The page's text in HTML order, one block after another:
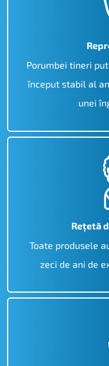
Porumbei tineri
început stabil al
unei
Rețetă
Toate produsele
zeci de ani de